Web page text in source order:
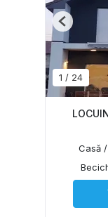
1 / 24
Previous
Casă